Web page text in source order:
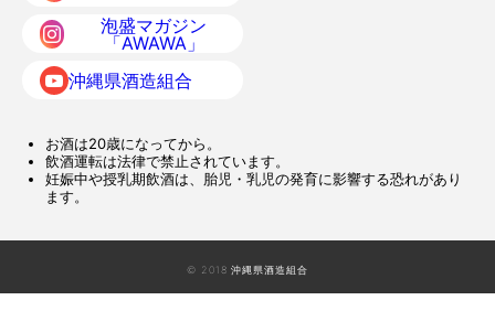
泡盛マガジン
「AWAWA」
沖縄県酒造組合
お酒は20歳になってから。
飲酒運転は法律で禁止されています。
妊娠中や授乳期飲酒は、胎児・乳児の発育に影響する恐れがあり
ます。
© 2018 沖縄県酒造組合